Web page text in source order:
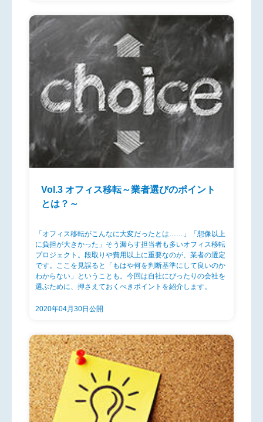
Vol.3 オフィス移転～業者選びのポイント
とは？～
「オフィス移転がこんなに大変だったとは……」「想像以上
に負担が大きかった」そう漏らす担当者も多いオフィス移転
プロジェクト。段取りや費用以上に重要なのが、業者の選定
です。ここを見誤ると「もはや何を判断基準にして良いのか
わからない」ということも。今回は自社にぴったりの会社を
選ぶために、押さえておくべきポイントを紹介します。
2020年04月30日公開